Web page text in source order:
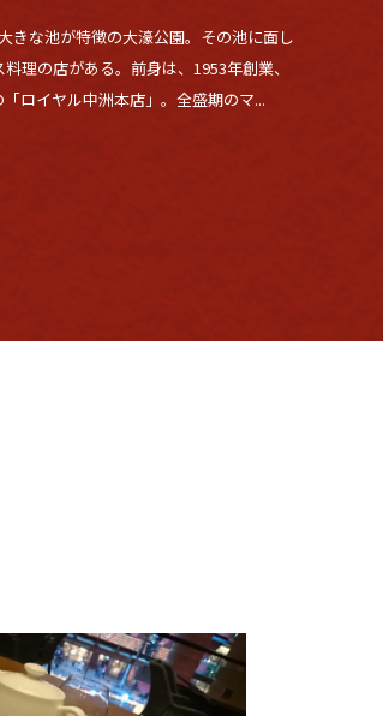
きな池が特徴の大濠公園。その池に面し
理の店がある。前身は、1953年創業、
ロイヤル中洲本店」。全盛期のマ...